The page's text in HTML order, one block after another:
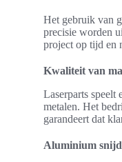
Het gebruik van
precisie worden
project op tijd en
Kwaliteit van
Laserparts speelt
metalen. Het
garandeert dat
Aluminium